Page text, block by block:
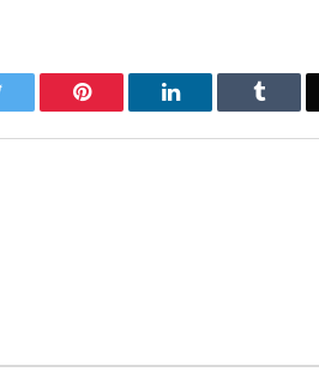
Twitter Pinterest LinkedIn Tumblr